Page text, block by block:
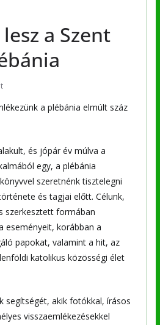
a Szent
a plébánia elmúlt száz
és jópár év múlva a
egy, a plébánia
szeretnénk tisztelegni
és tagjai előtt. Célunk,
szerkesztett formában
eseményeit, korábban a
papokat, valamint a hit, az
katolikus közösségi élet
segítségét, akik fotókkal, írásos
visszaemlékezésekkel